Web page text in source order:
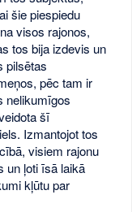
šie piespiedu
visos rajonos,
tos bija izdevis un
pilsētas
pēc tam ir
nelikumīgos
šī
Izmantojot tos
visiem rajonu
un ļoti īsā laikā
kļūtu par